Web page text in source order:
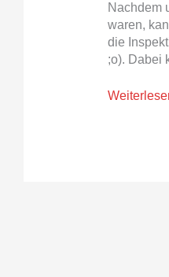
Nachdem
waren,
die
;o). Dabei